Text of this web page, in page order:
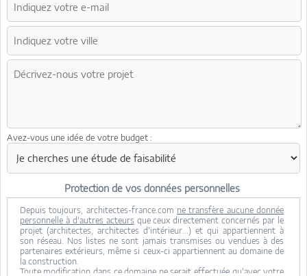
Avez-vous une idée de votre budget :
Protection de vos données personnelles
Depuis toujours, architectes-france.com ne transfère aucune donnée
personnelle à d'autres acteurs que ceux directement concernés par le
projet (architectes, architectes d'intérieur...) et qui appartiennent à
son réseau. Nos listes ne sont jamais transmises ou vendues à des
partenaires extérieurs, même si ceux-ci appartiennent au domaine de
la construction.
Toute modification dans ce domaine ne serait effectuée qu'avec votre